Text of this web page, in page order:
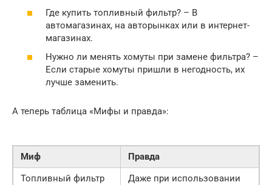
Где купить топливный фильтр? – В
автомагазинах, на авторынках или в интернет-
магазинах.
Нужно ли менять хомуты при замене фильтра? –
Если старые хомуты пришли в негодность, их
лучше заменить.
А теперь таблица «Мифы и правда»:
Миф
Правда
Топливный фильтр
Даже при использовании